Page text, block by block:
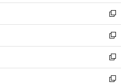
開
く
ウ
で
開
く
ン
ド
ウ
で
開
く
ウ
ィ
ン
ド
ウ
で
開
く
し
い
ウ
ィ
ン
ド
ウ
で
新
し
い
ウ
ィ
ン
ド
新
し
い
ウ
ィ
新
し
い
新